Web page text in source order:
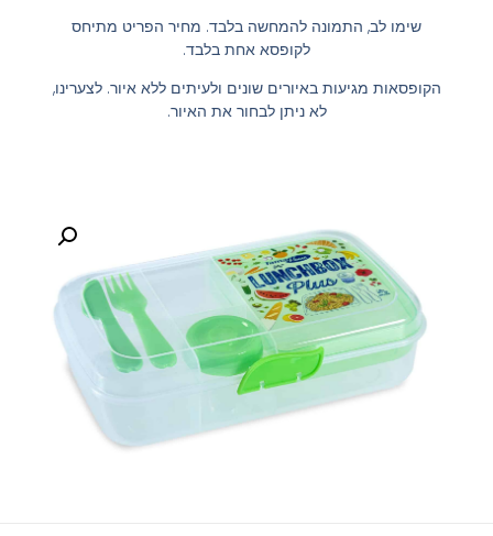
שימו לב, התמונה להמחשה בלבד. מחיר הפריט מתיחס
לקופסא אחת בלבד.
הקופסאות מגיעות באיורים שונים ולעיתים ללא איור. לצערינו,
לא ניתן לבחור את האיור.